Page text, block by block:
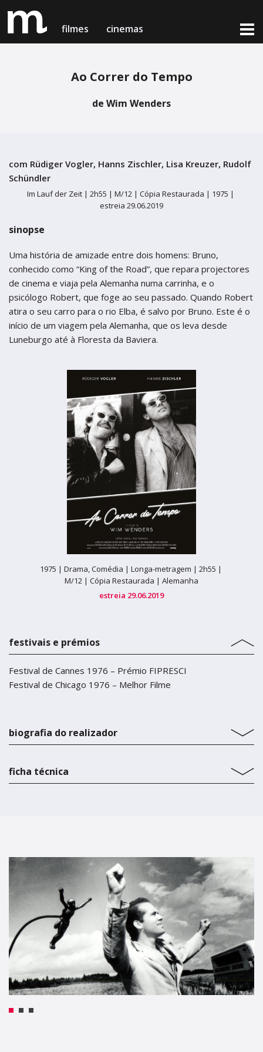
filmes cinemas
Porto
Teatro Campo Alegre
Setúbal
Figueira da Foz
Centro de Artes e Espectáculos
Braga
Theatro Circo
Teatro Académico Gil Vicente
filmes em exibição
cinemas & horários
Porto
Teatro Campo Alegre
Figueira da Foz
Centro de Artes e Espectáculos
Braga
Theatro Circo
Teatro Académico Gil Vicente
loja online
sobre nós & contactos
termos de uso
Ao Correr do Tempo
de Wim Wenders
com Rüdiger Vogler, Hanns Zischler, Lisa Kreuzer, Rudolf
Schündler
Im Lauf der Zeit | 2h55 | M/12 | Cópia Restaurada | 1975 |
estreia 29.06.2019
sinopse
Uma história de amizade entre dois homens: Bruno,
conhecido como “King of the Road”, que repara projectores
de cinema e viaja pela Alemanha numa carrinha, e o
psicólogo Robert, que foge ao seu passado. Quando Robert
atira o seu carro para o rio Elba, é salvo por Bruno. Este é o
início de um viagem pela Alemanha, que os leva desde
Luneburgo até à Floresta da Baviera.
1975 | Drama, Comédia | Longa-metragem | 2h55 |
M/12 | Cópia Restaurada | Alemanha
estreia 29.06.2019
festivais e prémios
Festival de Cannes 1976 – Prémio FIPRESCI
Festival de Chicago 1976 – Melhor Filme
biografia do realizador
ficha técnica